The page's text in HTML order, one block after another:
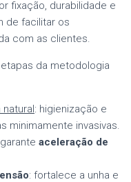
fixação, durabilidade e
de facilitar os
com as clientes.
da metodologia
: higienização e
minimamente invasivas.
aceleração de
: fortalece a unha e